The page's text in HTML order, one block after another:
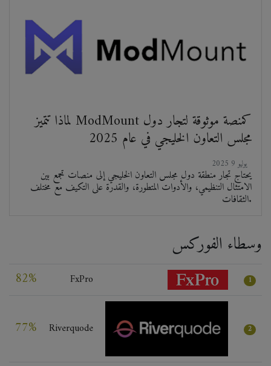
لماذا تتميز ModMount كمنصة موثوقة لتجار دول
مجلس التعاون الخليجي في عام 2025
2025 يوليو 9
يحتاج تجار منطقة دول مجلس التعاون الخليجي إلى منصات تجمع بين
الامتثال التنظيمي، والأدوات المتطورة، والقدرة على التكيف مع مختلف
الثقافات.
وسطاء الفوركس
82% FxPro 1
77% Riverquode 2